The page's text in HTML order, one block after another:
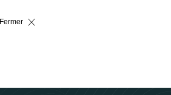
Fermer